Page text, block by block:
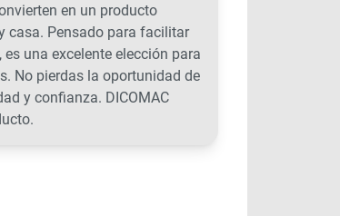
en un producto
casa. Pensado para facilitar
una excelente elección para
No pierdas la oportunidad de
y confianza. DICOMAC